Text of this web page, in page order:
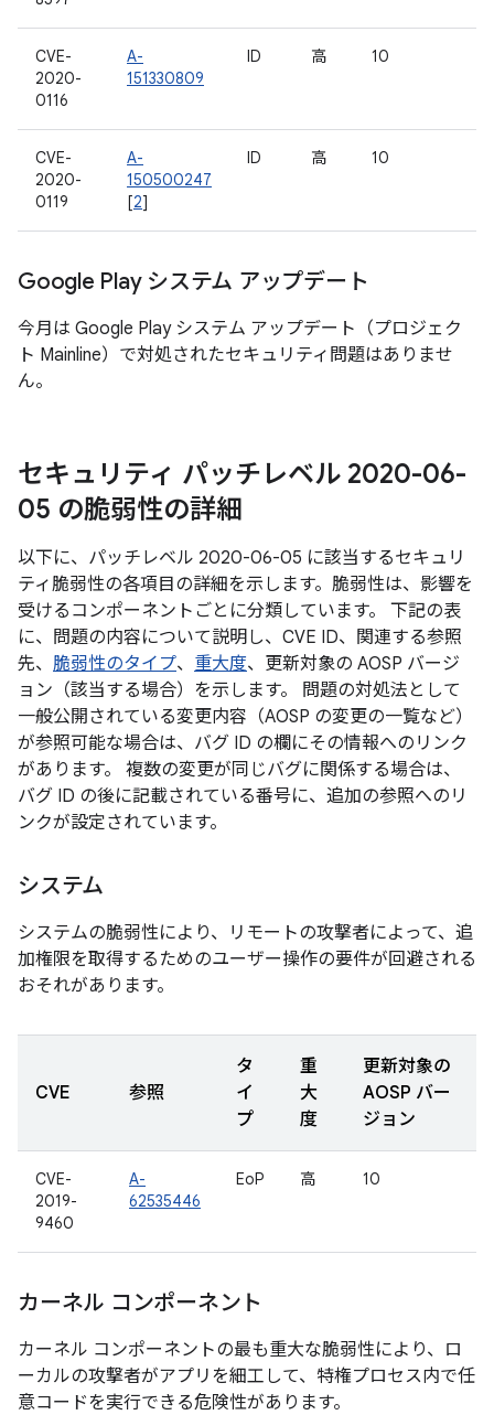
CVE-
2020-
0116
A-
151330809
ID 高 10
CVE-
2020-
0119
A-
150500247
[2]
ID 高 10
Google Play システム アップデート
今月は Google Play システム アップデート（プロジェク
ト Mainline）で対処されたセキュリティ問題はありませ
ん。
セキュリティ パッチレベル 2020-06-
05 の脆弱性の詳細
以下に、パッチレベル 2020-06-05 に該当するセキュリ
ティ脆弱性の各項目の詳細を示します。脆弱性は、影響を
受けるコンポーネントごとに分類しています。 下記の表
に、問題の内容について説明し、CVE ID、関連する参照
先、 脆弱性のタイプ、 重大度、更新対象の AOSP バージ
ョン（該当する場合）を示します。 問題の対処法として
一般公開されている変更内容（AOSP の変更の一覧など）
が参照可能な場合は、バグ ID の欄にその情報へのリンク
があります。 複数の変更が同じバグに関係する場合は、
バグ ID の後に記載されている番号に、追加の参照へのリ
ンクが設定されています。
システム
システムの脆弱性により、リモートの攻撃者によって、追
加権限を取得するためのユーザー操作の要件が回避される
おそれがあります。
CVE 参照
タ
イ
プ
重
大
度
更新対象の
AOSP バー
ジョン
CVE-
2019-
9460
A-
62535446
EoP 高 10
カーネル コンポーネント
カーネル コンポーネントの最も重大な脆弱性により、ロ
ーカルの攻撃者がアプリを細工して、特権プロセス内で任
意コードを実行できる危険性があります。